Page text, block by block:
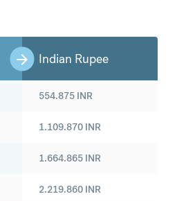
Indian Rupee
554.875 INR
1.109.870 INR
1.664.865 INR
2.219.860 INR